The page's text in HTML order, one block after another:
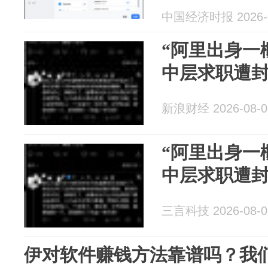
中国经济时报
“阿里出身一
中层求职遭
新浪财经 2026-08-
“阿里出身一
中层求职遭
三言科技 2026-08-
伊对软件赚钱方法靠谱吗？我